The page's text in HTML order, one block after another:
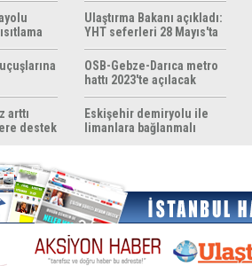
arttı
destek
Ulaştırma Bakanı açıkladı:
YHT seferleri 28 Mayıs'ta
başlıyor
OSB-Gebze-Darıca metro
hattı 2023'te açılacak
Eskişehir demiryolu ile
limanlara bağlanmalı